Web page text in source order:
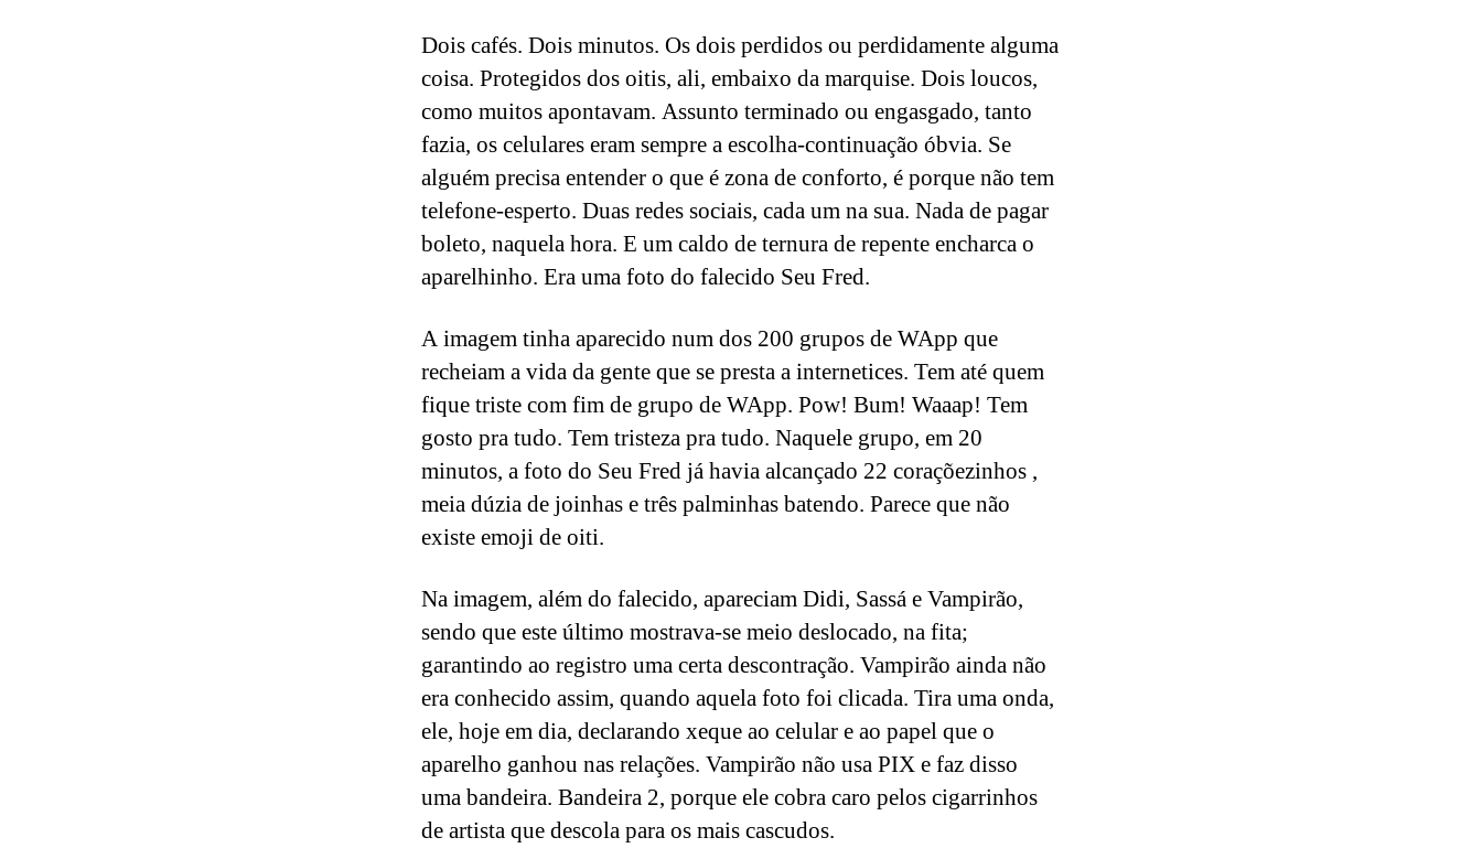
Dois cafés. Dois minutos. Os dois perdidos ou perdidamente alguma
coisa. Protegidos dos oitis, ali, embaixo da marquise. Dois loucos,
como muitos apontavam. Assunto terminado ou engasgado, tanto
fazia, os celulares eram sempre a escolha-continuação óbvia. Se
alguém precisa entender o que é zona de conforto, é porque não tem
telefone-esperto. Duas redes sociais, cada um na sua. Nada de pagar
boleto, naquela hora. E um caldo de ternura de repente encharca o
aparelhinho. Era uma foto do falecido Seu Fred.
A imagem tinha aparecido num dos 200 grupos de WApp que
recheiam a vida da gente que se presta a internetices. Tem até quem
fique triste com fim de grupo de WApp. Pow! Bum! Waaap! Tem
gosto pra tudo. Tem tristeza pra tudo. Naquele grupo, em 20
minutos, a foto do Seu Fred já havia alcançado 22 coraçõezinhos ,
meia dúzia de joinhas e três palminhas batendo. Parece que não
existe emoji de oiti.
Na imagem, além do falecido, apareciam Didi, Sassá e Vampirão,
sendo que este último mostrava-se meio deslocado, na fita;
garantindo ao registro uma certa descontração. Vampirão ainda não
era conhecido assim, quando aquela foto foi clicada. Tira uma onda,
ele, hoje em dia, declarando xeque ao celular e ao papel que o
aparelho ganhou nas relações. Vampirão não usa PIX e faz disso
uma bandeira. Bandeira 2, porque ele cobra caro pelos cigarrinhos
de artista que descola para os mais cascudos.